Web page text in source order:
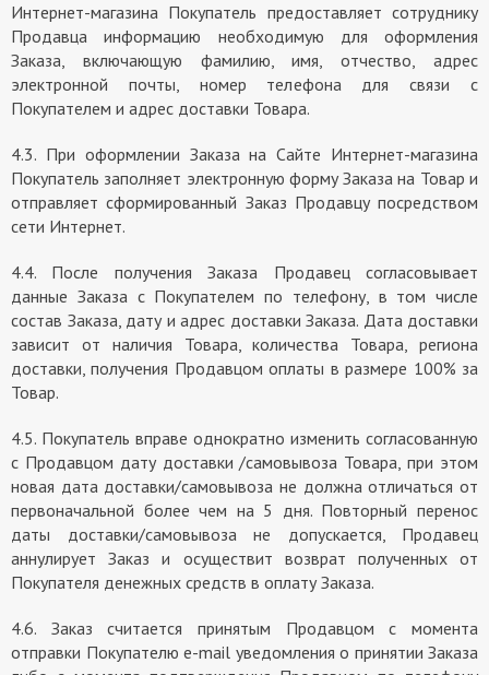
Интернет-магазина Покупатель предоставляет сотруднику
Продавца информацию необходимую для оформления
Заказа, включающую фамилию, имя, отчество, адрес
электронной почты, номер телефона для связи с
Покупателем и адрес доставки Товара.
4.3. При оформлении Заказа на Сайте Интернет-магазина
Покупатель заполняет электронную форму Заказа на Товар и
отправляет сформированный Заказ Продавцу посредством
сети Интернет.
4.4. После получения Заказа Продавец согласовывает
данные Заказа с Покупателем по телефону, в том числе
состав Заказа, дату и адрес доставки Заказа. Дата доставки
зависит от наличия Товара, количества Товара, региона
доставки, получения Продавцом оплаты в размере 100% за
Товар.
4.5. Покупатель вправе однократно изменить согласованную
с Продавцом дату доставки /самовывоза Товара, при этом
новая дата доставки/самовывоза не должна отличаться от
первоначальной более чем на 5 дня. Повторный перенос
даты доставки/самовывоза не допускается, Продавец
аннулирует Заказ и осуществит возврат полученных от
Покупателя денежных средств в оплату Заказа.
4.6. Заказ считается принятым Продавцом с момента
отправки Покупателю e-mail уведомления о принятии Заказа